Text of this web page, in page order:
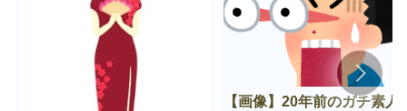
【画像】20年前のガチ素人